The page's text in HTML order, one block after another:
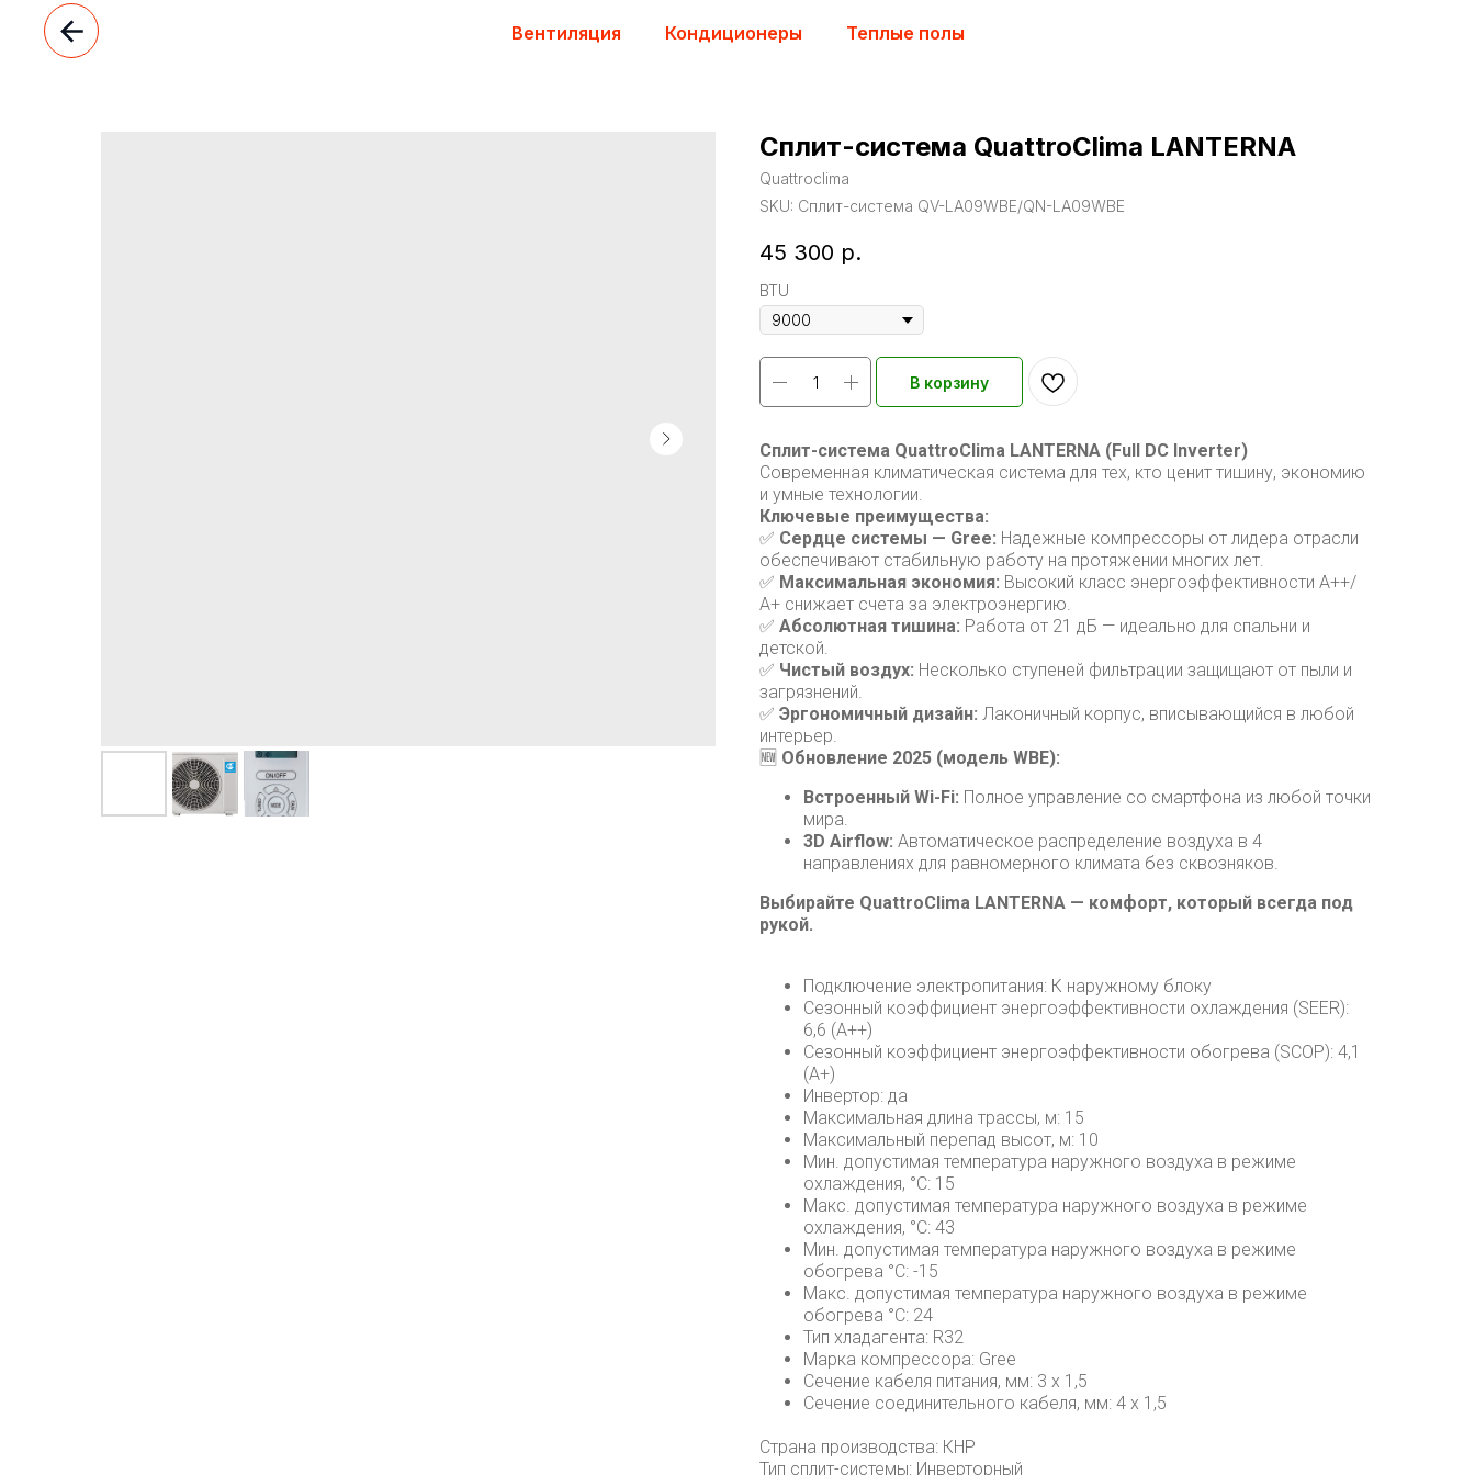
Вентиляция Кондиционеры Теплые полы
Сплит-система QuattroClima LANTERNA
Quattroclima
SKU: Сплит-система QV-LA09WBE/QN-LA09WBE
45 300 р.
BTU
В корзину
Сплит-система QuattroClima LANTERNA (Full DC Inverter)
Современная климатическая система для тех, кто ценит тишину, экономию
и умные технологии.
Ключевые преимущества:
✅ Сердце системы — Gree: Надежные компрессоры от лидера отрасли
обеспечивают стабильную работу на протяжении многих лет.
✅ Максимальная экономия: Высокий класс энергоэффективности А++/
А+ снижает счета за электроэнергию.
✅ Абсолютная тишина: Работа от 21 дБ — идеально для спальни и
детской.
✅ Чистый воздух: Несколько ступеней фильтрации защищают от пыли и
загрязнений.
✅ Эргономичный дизайн: Лаконичный корпус, вписывающийся в любой
интерьер.
🆕 Обновление 2025 (модель WBE):
Встроенный Wi-Fi: Полное управление со смартфона из любой точки
мира.
3D Airflow: Автоматическое распределение воздуха в 4
направлениях для равномерного климата без сквозняков.
Выбирайте QuattroClima LANTERNA — комфорт, который всегда под
рукой.
Подключение электропитания: К наружному блоку
Сезонный коэффициент энергоэффективности охлаждения (SEER):
6,6 (A++)
Сезонный коэффициент энергоэффективности обогрева (SCOP): 4,1
(A+)
Инвертор: да
Максимальная длина трассы, м: 15
Максимальный перепад высот, м: 10
Мин. допустимая температура наружного воздуха в режиме
охлаждения, °С: 15
Макс. допустимая температура наружного воздуха в режиме
охлаждения, °С: 43
Мин. допустимая температура наружного воздуха в режиме
обогрева °С: -15
Макс. допустимая температура наружного воздуха в режиме
обогрева °С: 24
Тип хладагента: R32
Марка компрессора: Gree
Сечение кабеля питания, мм: 3 х 1,5
Сечение соединительного кабеля, мм: 4 х 1,5
Страна производства: КНР
Тип сплит-системы: Инверторный